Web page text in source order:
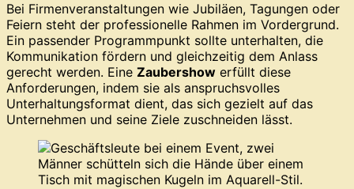
Bei Firmenveranstaltungen wie Jubiläen, Tagungen oder
Feiern steht der professionelle Rahmen im Vordergrund.
Ein passender Programmpunkt sollte unterhalten, die
Kommunikation fördern und gleichzeitig dem Anlass
gerecht werden. Eine Zaubershow erfüllt diese
Anforderungen, indem sie als anspruchsvolles
Unterhaltungsformat dient, das sich gezielt auf das
Unternehmen und seine Ziele zuschneiden lässt.